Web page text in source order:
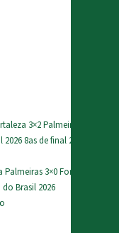
3×2 Palmeiras
8as de final 2o
3×0 Fortaleza
Brasil 2026